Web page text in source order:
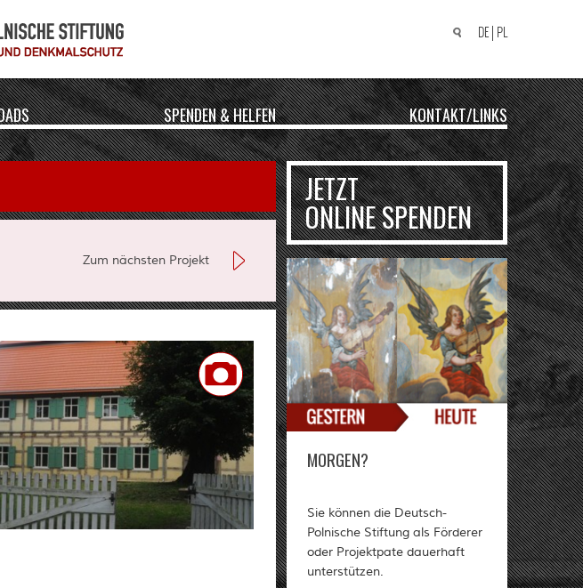
SuchenDE PL
SPENDEN & HELFEN KONTAKT/LINKS
Zum nächsten Projekt
JETZT
ONLINE SPENDEN
MORGEN?
Sie können die Deutsch-
Polnische Stiftung als Förderer
oder Projektpate dauerhaft
unterstützen.